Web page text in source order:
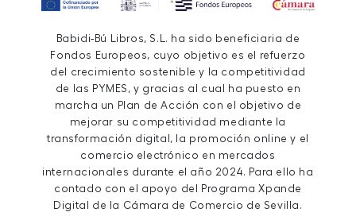
Babidi-Bú Libros, S.L. ha sido beneficiaria de
Fondos Europeos, cuyo objetivo es el refuerzo
del crecimiento sostenible y la competitividad
de las PYMES, y gracias al cual ha puesto en
marcha un Plan de Acción con el objetivo de
mejorar su competitividad mediante la
transformación digital, la promoción online y el
comercio electrónico en mercados
internacionales durante el año 2024. Para ello ha
contado con el apoyo del Programa Xpande
Digital de la Cámara de Comercio de Sevilla.